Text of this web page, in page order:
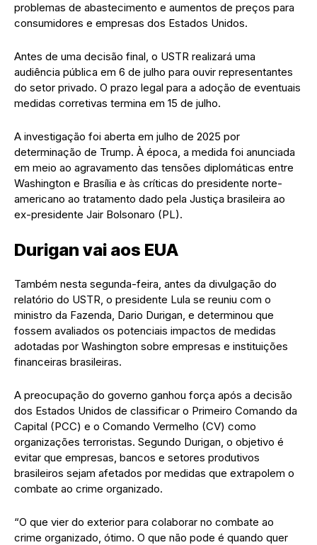
problemas de abastecimento e aumentos de preços para
consumidores e empresas dos Estados Unidos.
Antes de uma decisão final, o USTR realizará uma
audiência pública em 6 de julho para ouvir representantes
do setor privado. O prazo legal para a adoção de eventuais
medidas corretivas termina em 15 de julho.
A investigação foi aberta em julho de 2025 por
determinação de Trump. À época, a medida foi anunciada
em meio ao agravamento das tensões diplomáticas entre
Washington e Brasília e às críticas do presidente norte-
americano ao tratamento dado pela Justiça brasileira ao
ex-presidente Jair Bolsonaro (PL).
Durigan vai aos EUA
Também nesta segunda-feira, antes da divulgação do
relatório do USTR, o presidente Lula se reuniu com o
ministro da Fazenda, Dario Durigan, e determinou que
fossem avaliados os potenciais impactos de medidas
adotadas por Washington sobre empresas e instituições
financeiras brasileiras.
A preocupação do governo ganhou força após a decisão
dos Estados Unidos de classificar o Primeiro Comando da
Capital (PCC) e o Comando Vermelho (CV) como
organizações terroristas. Segundo Durigan, o objetivo é
evitar que empresas, bancos e setores produtivos
brasileiros sejam afetados por medidas que extrapolem o
combate ao crime organizado.
“O que vier do exterior para colaborar no combate ao
crime organizado, ótimo. O que não pode é quando quer